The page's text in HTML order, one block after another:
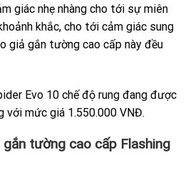
giác nhẹ nhàng cho tới sự miên
khắc, cho tới cảm giác sung
giả gắn tường cao cấp này đều
Evo 10 chế độ rung đang được
với mức giá 1.550.000 VNĐ.
tường cao cấp Flashing